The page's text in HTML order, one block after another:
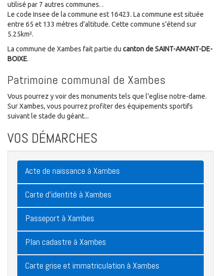
utilisé par 7 autres communes. .
Le code Insee de la commune est 16423. La commune est située
entre 65 et 133 mètres d'altitude. Cette commune s'étend sur
5.25km².
La commune de Xambes fait partie du canton de SAINT-AMANT-DE-
BOIXE.
Patrimoine communal de Xambes
Vous pourrez y voir des monuments tels que l'eglise notre-dame.
Sur Xambes, vous pourrez profiter des équipements sportifs
suivant le stade du géant...
VOS DÉMARCHES
Acte de naissance à Xambes
Carte d'identité à Xambes
Passeport à Xambes
Plan cadastre à Xambes
Carte grise et immatriculation à Xambes